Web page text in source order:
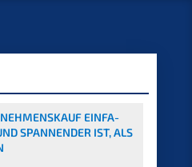
EINFA­
SPANNEN­DER IST, ALS